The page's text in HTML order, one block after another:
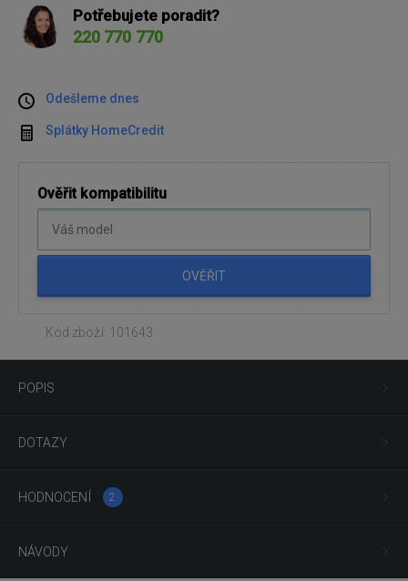
Potřebujete poradit?
220 770 770
Odešleme dnes
Splátky HomeCredit
Ověřit kompatibilitu
OVĚŘIT
Kód zboží: 101643
POPIS
DOTAZY
HODNOCENÍ 2
NÁVODY